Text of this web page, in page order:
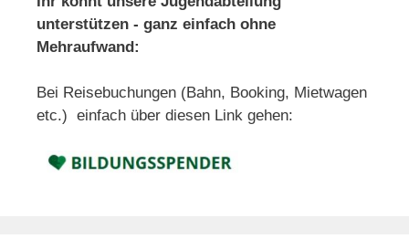
unterstützen - ganz einfach ohne
Mehraufwand:
Bei Reisebuchungen (Bahn, Booking, Mietwagen
etc.) einfach über diesen Link gehen: